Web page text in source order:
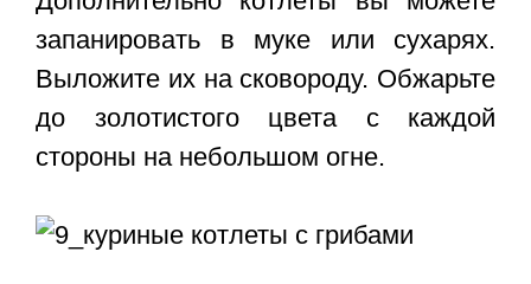
запанировать в муке или сухарях.
Выложите их на сковороду. Обжарьте
до золотистого цвета с каждой
стороны на небольшом огне.